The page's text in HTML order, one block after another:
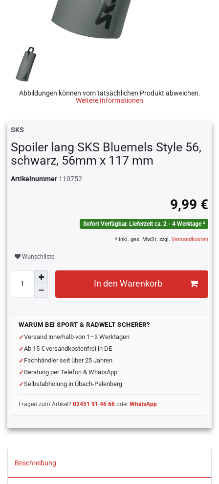
Abbildungen können vom tatsächlichen Produkt abweichen.
Weitere Informationen
SKS
Spoiler lang SKS Bluemels Style 56,
schwarz, 56mm x 117 mm
Artikelnummer 110752
9,99 €
Sofort Verfügbar. Lieferzeit ca. 2 - 4 Werktage ²
* inkl. ges. MwSt. zzgl. Versandkosten
Wunschliste
In den Warenkorb
WARUM BEI SPORT & RADWELT SCHERER?
Versand innerhalb von 1–3 Werktagen
Ab 15 € versandkostenfrei in DE
Fachhändler seit über 25 Jahren
Beratung per Telefon & WhatsApp
Selbstabholung in Übach-Palenberg
Fragen zum Artikel?02451 91 46 66 oderWhatsApp
Beschreibung